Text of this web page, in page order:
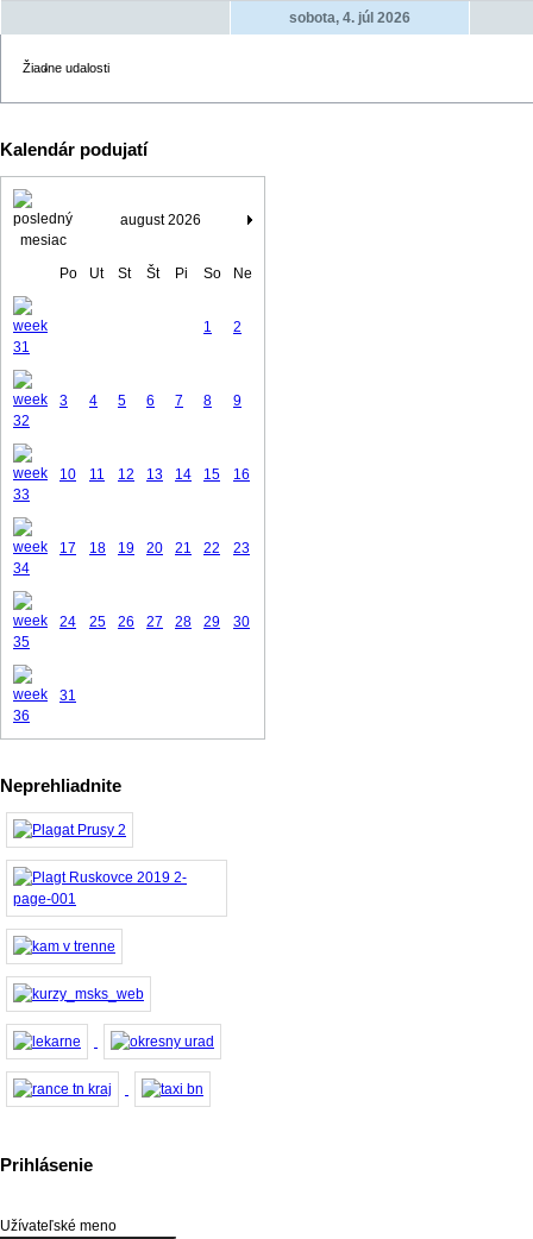
sobota, 4. júl 2026
Žiadne udalosti
Kalendár podujatí
august 2026
Po Ut St Št Pi So Ne
1 2
3 4 5 6 7 8 9
10 11 12 13 14 15 16
17 18 19 20 21 22 23
24 25 26 27 28 29 30
31
Neprehliadnite
Prihlásenie
Užívateľské meno